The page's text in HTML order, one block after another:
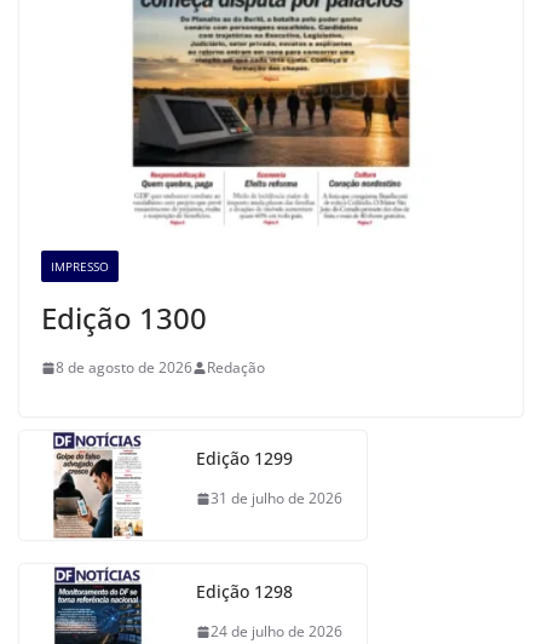
IMPRESSO
Edição 1300
8 de agosto de 2026 Redação
Edição 1299
31 de julho de 2026
Edição 1298
24 de julho de 2026